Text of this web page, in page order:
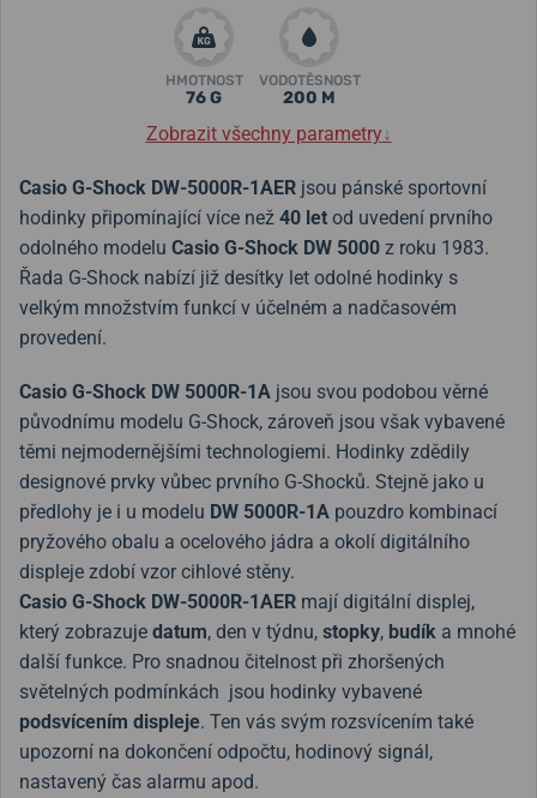
HMOTNOST
76 G
VODOTĚSNOST
200 M
Zobrazit všechny parametry↓
Casio G-Shock DW-5000R-1AER jsou pánské sportovní
hodinky připomínající více než 40 let od uvedení prvního
odolného modelu Casio G-Shock DW 5000 z roku 1983.
Řada G-Shock nabízí již desítky let odolné hodinky s
velkým množstvím funkcí v účelném a nadčasovém
provedení.
Casio G-Shock DW 5000R-1A jsou svou podobou věrné
původnímu modelu G-Shock, zároveň jsou však vybavené
těmi nejmodernějšími technologiemi. Hodinky zdědily
designové prvky vůbec prvního G-Shocků. Stejně jako u
předlohy je i u modelu DW 5000R-1A pouzdro kombinací
pryžového obalu a ocelového jádra a okolí digitálního
displeje zdobí vzor cihlové stěny.
Casio G-Shock DW-5000R-1AER mají digitální displej,
který zobrazuje datum, den v týdnu, stopky, budík a mnohé
další funkce. Pro snadnou čitelnost při zhoršených
světelných podmínkách jsou hodinky vybavené
podsvícením displeje. Ten vás svým rozsvícením také
upozorní na dokončení odpočtu, hodinový signál,
nastavený čas alarmu apod.